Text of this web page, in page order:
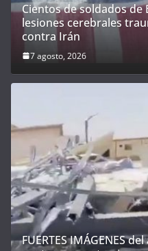
Cientos de soldados de
lesiones cerebrales
contra Irán
7 agosto, 2026
FUERTES IMÁGENES